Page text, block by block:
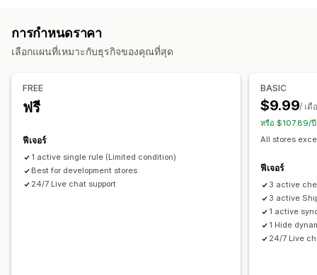
การตั้งค่าการแจ้งเตือน
การแจ้งเตือนตะกร้าสินค้า
แอปการชำระเงิน
ข้อความที่กำหนดเอง
การกำหนดราคา
เลือกแผนที่เหมาะกับธุรกิจของคุณที่สุด
FREE
ฟรี
ฟีเจอร์
1 active single rule (Limited condition)
Best for development stores
24/7 Live chat support
BASIC
$9.99/ เดื
หรือ $107.89/
All stores
ฟีเจอร์
3 active
3 active
1 active
1 Hide
24/7 Live